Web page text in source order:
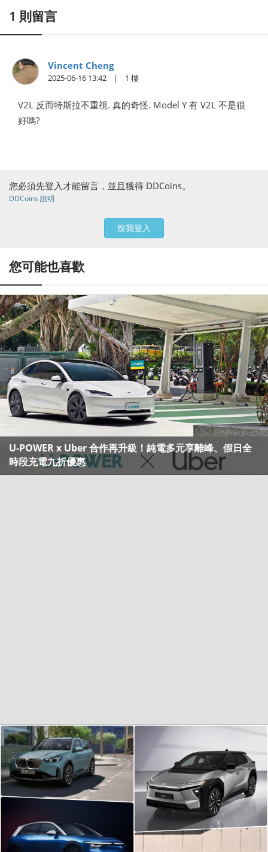
1 則留言
Vincent Cheng
2025-06-16 13:42 1
V2L 反而特斯拉不重視. 真的奇怪. Model Y 有 V2L 不是很
好嗎?
您必須先登入才能留言，並且獲得 DDCoins。
DDCoins 說明
按我登入
您可能也喜歡
U-POWER x Uber 合作再升級！純電多元享離峰、假日全
時段充電九折優惠